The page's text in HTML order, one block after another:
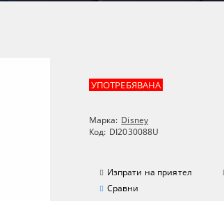
УПОТРЕБЯВАНА
Марка: Disney
Код: DI2030088U
Изпрати на приятел
Сравни